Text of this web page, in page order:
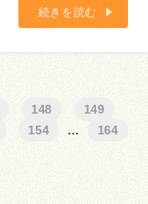
続きを読む
148
149
154 …
164